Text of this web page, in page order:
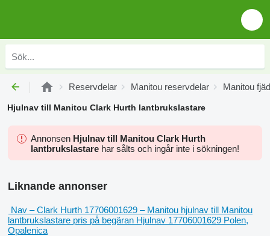
Reservdelar Manitou reservdelar Manitou
Hjulnav till Manitou Clark Hurth lantbrukslastare
Annonsen Hjulnav till Manitou Clark Hurth
lantbrukslastare har sålts och ingår inte i sökningen!
Liknande annonser
Nav – Clark Hurth 17706001629 – Manitou hjulnav till Manitou
lantbrukslastare pris på begäran Hjulnav 17706001629 Polen,
Opalenica